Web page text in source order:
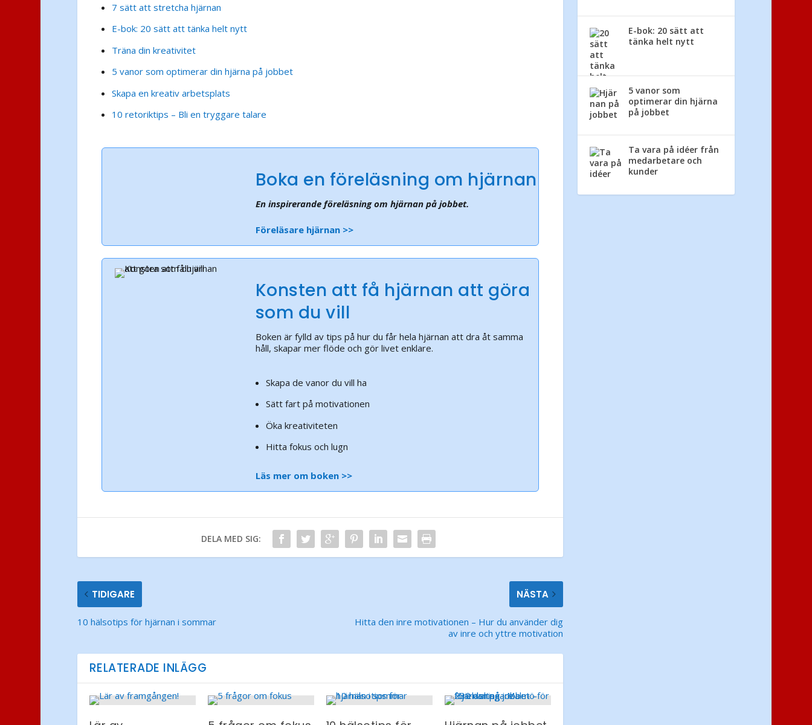
7 sätt att stretcha hjärnan
E-bok: 20 sätt att tänka helt nytt
Träna din kreativitet
5 vanor som optimerar din hjärna på jobbet
Skapa en kreativ arbetsplats
10 retoriktips – Bli en tryggare talare
Boka en föreläsning om hjärnan
En inspirerande föreläsning om hjärnan på jobbet.
Föreläsare hjärnan >>
Konsten att få hjärnan att göra
som du vill
Boken är fylld av tips på hur du får hela hjärnan att dra åt samma
håll, skapar mer flöde och gör livet enklare.
Skapa de vanor du vill ha
Sätt fart på motivationen
Öka kreativiteten
Hitta fokus och lugn
Läs mer om boken >>
DELA MED SIG:
TIDIGARE
10 hälsotips för hjärnan i sommar
NÄSTA
Hitta den inre motivationen – Hur du använder dig
av inre och yttre motivation
RELATERADE INLÄGG
E-bok: 20 sätt att
tänka helt nytt
5 vanor som
optimerar din hjärna
på jobbet
Ta vara på idéer från
medarbetare och
kunder